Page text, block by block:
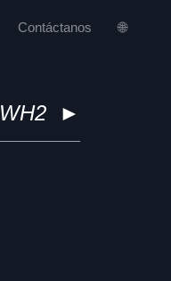
Contáctanos 🌐
►
WH2